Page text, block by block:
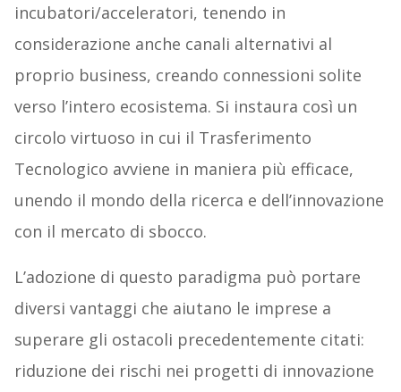
incubatori/acceleratori, tenendo in
considerazione anche canali alternativi al
proprio business, creando connessioni solite
verso l’intero ecosistema. Si instaura così un
circolo virtuoso in cui il Trasferimento
Tecnologico avviene in maniera più efficace,
unendo il mondo della ricerca e dell’innovazione
con il mercato di sbocco.
L’adozione di questo paradigma può portare
diversi vantaggi che aiutano le imprese a
superare gli ostacoli precedentemente citati:
riduzione dei rischi nei progetti di innovazione